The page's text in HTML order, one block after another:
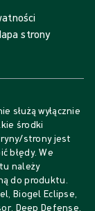
strony
służą wyłącznie
środki
strony jest
błędy. We
należy
do produktu.
Biogel Eclipse,
Deep Defense,